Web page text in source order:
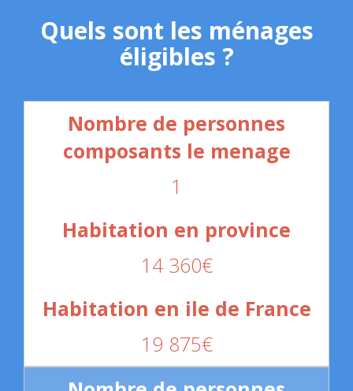
Quels sont les ménages
éligibles ?
1
14 360€
19 875€